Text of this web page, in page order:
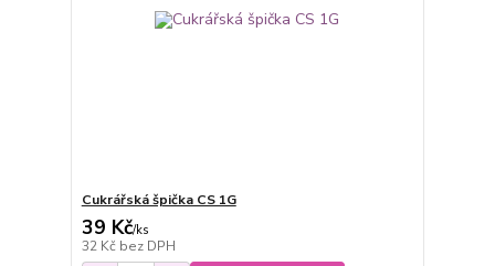
Cukrářská špička CS 1G
39 Kč/ks
32 Kč bez DPH